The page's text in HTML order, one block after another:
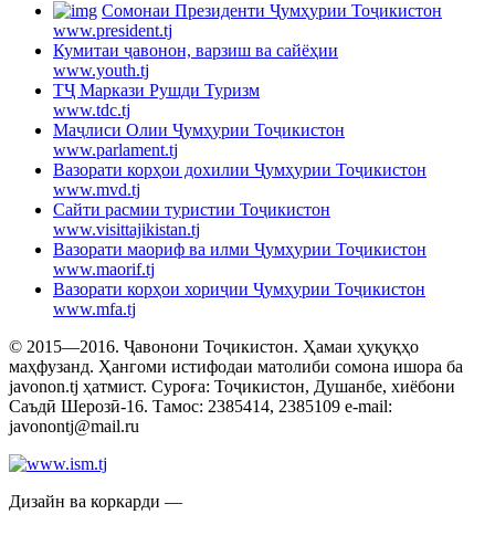
Cомонаи Президенти Ҷумҳурии Тоҷикистон
www.president.tj
Кумитаи ҷавонон, варзиш ва сайёҳии
www.youth.tj
ТҶ Маркази Рушди Туризм
www.tdc.tj
Маҷлиси Олии Ҷумҳурии Тоҷикистон
www.parlament.tj
Вазорати корҳои дохилии Ҷумҳурии Тоҷикистон
www.mvd.tj
Сайти расмии туристии Тоҷикистон
www.visittajikistan.tj
Вазорати маориф ва илми Ҷумҳурии Тоҷикистон
www.maorif.tj
Вазорати корҳои хориҷии Ҷумҳурии Тоҷикистон
www.mfa.tj
© 2015—2016. Ҷавонони Тоҷикистон. Ҳамаи ҳуқуқҳо
маҳфузанд. Ҳангоми истифодаи матолиби сомона ишора ба
javonon.tj ҳатмист. Суроға: Тоҷикистон, Душанбе, хиёбони
Саъдӣ Шерозӣ-16. Тамос: 2385414, 2385109 e-mail:
javonontj@mail.ru
Дизайн ва коркарди —